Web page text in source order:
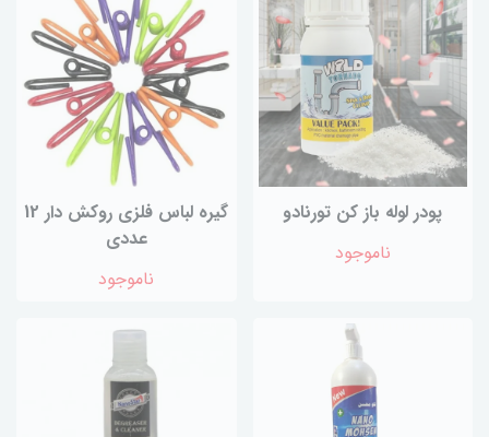
پودر لوله باز کن تورنادو
ناموجود
گیره لباس فلزی روکش دار 12
عددی
ناموجود